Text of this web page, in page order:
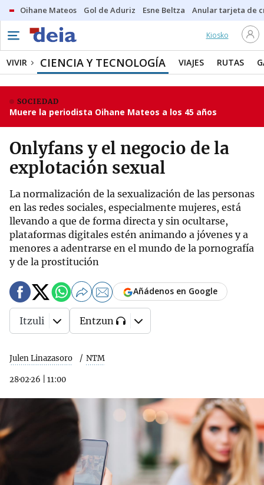
Oihane Mateos Gol de Aduriz Esne Beltza Anular tarjeta de
Kiosko
VIVIR CIENCIA Y TECNOLOGÍA VIAJES RUTAS
SOCIEDAD
Muere la periodista Oihane Mateos a los 45 años
Onlyfans y el negocio de la
explotación sexual
La normalización de la sexualización de las personas
en las redes sociales, especialmente mujeres, está
llevando a que de forma directa y sin ocultarse,
plataformas digitales estén animando a jóvenes y a
menores a adentrarse en el mundo de la pornografía
y de la prostitución
Julen Linazasoro NTM
28·02·26 11:00
Añádenos en Google
Itzuli Entzun